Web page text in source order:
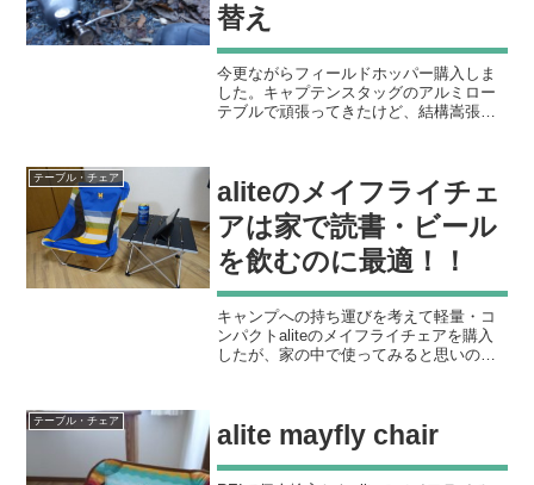
替え
今更ながらフィールドホッパー購入しま
した。キャプテンスタッグのアルミロー
テブルで頑張ってきたけど、結構嵩張る
なくなってきたのでフィー...
テーブル・チェア
aliteのメイフライチェ
アは家で読書・ビール
を飲むのに最適！！
キャンプへの持ち運びを考えて軽量・コ
ンパクトaliteのメイフライチェアを購入
したが、家の中で使ってみると思いの外
いがあった。 ロー...
テーブル・チェア alite mayfly chair